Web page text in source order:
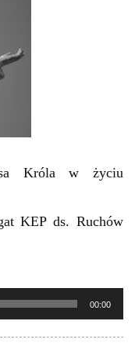
Króla w życiu
KEP ds. Ruchów
00:00